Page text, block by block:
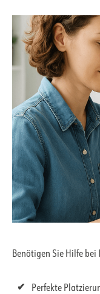
Benötigen Sie Hilfe
Perfekte